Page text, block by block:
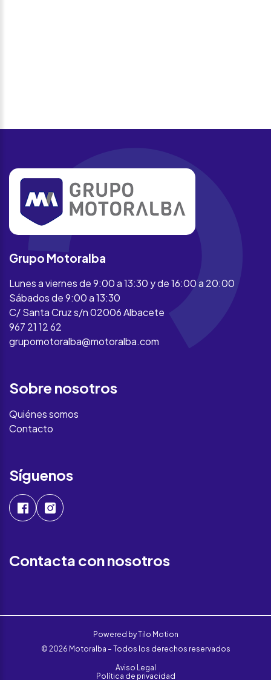
Grupo Motoralba
Lunes a viernes de 9:00 a 13:30 y de 16:00 a 20:00
Sábados de 9:00 a 13:30
C/ Santa Cruz s/n 02006 Albacete
967 21 12 62
grupomotoralba@motoralba.com
Sobre nosotros
Quiénes somos
Contacto
Síguenos
Contacta con nosotros
Powered byTilo Motion
© 2026 Motoralba – Todos los derechos reservados
Aviso Legal
Política de privacidad